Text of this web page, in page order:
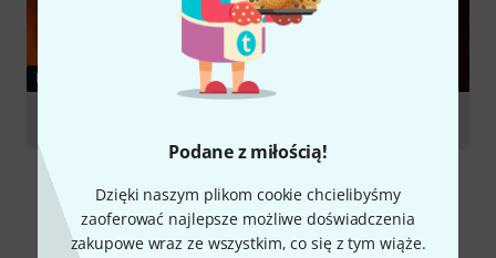
Podane z miłością!
Dzięki naszym plikom cookie chcielibyśmy
zaoferować najlepsze możliwe doświadczenia
zakupowe wraz ze wszystkim, co się z tym wiąże.
PORADNIKI